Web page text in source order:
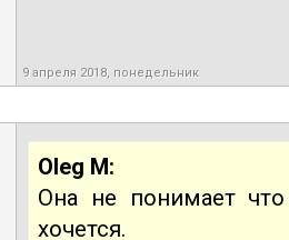
9 апреля 2018, понедельник
Oleg M:
Она не понимает
хочется.